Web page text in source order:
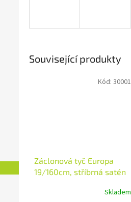
Související produkty
Záclonová tyč Europa
19/160cm, stříbrná satén
Skladem
Kód: 30001